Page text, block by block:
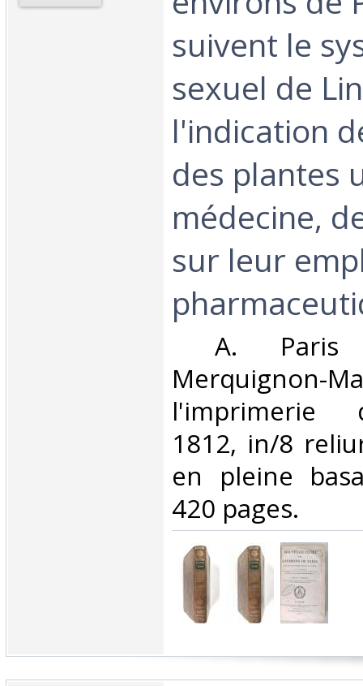
suivent le
sexuel de
l'indication
des plantes
médecine,
sur leur
A. Paris
l'imprimerie
1812, in/8
en pleine
420 pages.‎